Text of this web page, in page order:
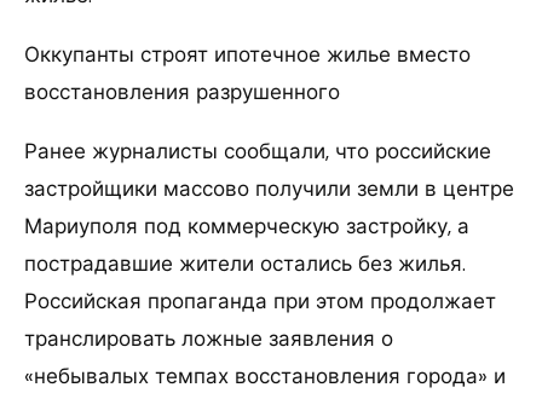
Оккупанты строят ипотечное жилье вместо
восстановления разрушенного
Ранее журналисты сообщали, что российские
застройщики массово получили земли в центре
Мариуполя под коммерческую застройку, а
пострадавшие жители остались без жилья.
Российская пропаганда при этом продолжает
транслировать ложные заявления о
«небывалых темпах восстановления города» и